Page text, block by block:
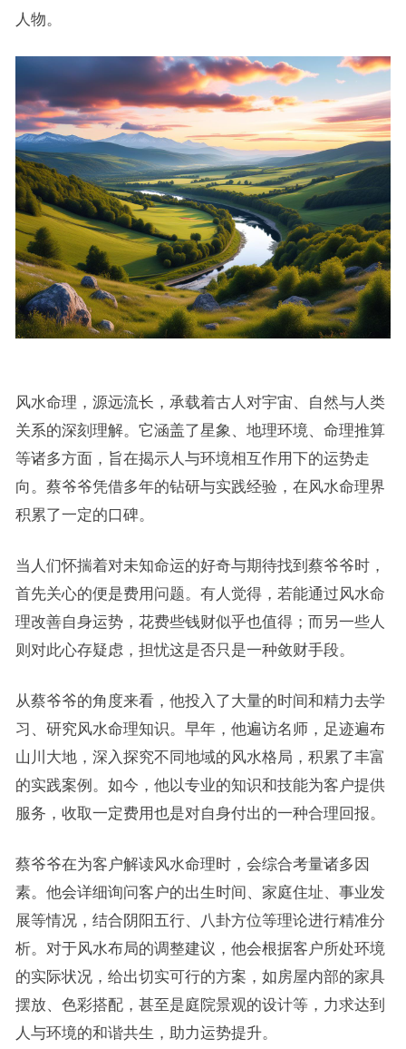
人物。
风水命理，源远流长，承载着古人对宇宙、自然与人类
关系的深刻理解。它涵盖了星象、地理环境、命理推算
等诸多方面，旨在揭示人与环境相互作用下的运势走
向。蔡爷爷凭借多年的钻研与实践经验，在风水命理界
积累了一定的口碑。
当人们怀揣着对未知命运的好奇与期待找到蔡爷爷时，
首先关心的便是费用问题。有人觉得，若能通过风水命
理改善自身运势，花费些钱财似乎也值得；而另一些人
则对此心存疑虑，担忧这是否只是一种敛财手段。
从蔡爷爷的角度来看，他投入了大量的时间和精力去学
习、研究风水命理知识。早年，他遍访名师，足迹遍布
山川大地，深入探究不同地域的风水格局，积累了丰富
的实践案例。如今，他以专业的知识和技能为客户提供
服务，收取一定费用也是对自身付出的一种合理回报。
蔡爷爷在为客户解读风水命理时，会综合考量诸多因
素。他会详细询问客户的出生时间、家庭住址、事业发
展等情况，结合阴阳五行、八卦方位等理论进行精准分
析。对于风水布局的调整建议，他会根据客户所处环境
的实际状况，给出切实可行的方案，如房屋内部的家具
摆放、色彩搭配，甚至是庭院景观的设计等，力求达到
人与环境的和谐共生，助力运势提升。